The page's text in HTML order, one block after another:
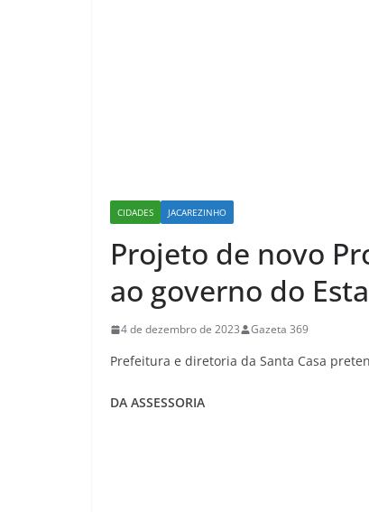
CIDADES JACAREZINHO
Projeto de novo
ao governo do
4 de dezembro de 2023 Gazeta 369
Prefeitura e diretoria da Santa Casa
DA ASSESSORIA